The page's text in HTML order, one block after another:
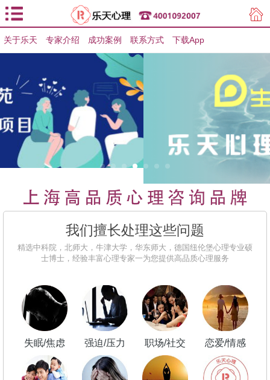
用户登录 用户注册
关于乐天 专家介绍 成功案例 联系方式 下载App
我们擅长处理这些问题
精选中科院，北师大，牛津大学，华东师大，德国纽伦堡心理专业硕
士博士，经验丰富心理专家一为您提供高品质心理服务
失眠/焦虑 强迫/压力 职场/社交 恋爱/情感